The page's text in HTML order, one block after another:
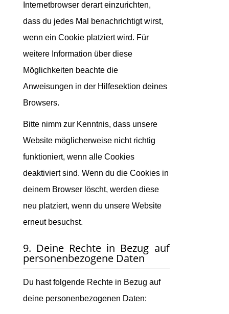
Internetbrowser derart einzurichten,
dass du jedes Mal benachrichtigt wirst,
wenn ein Cookie platziert wird. Für
weitere Information über diese
Möglichkeiten beachte die
Anweisungen in der Hilfesektion deines
Browsers.
Bitte nimm zur Kenntnis, dass unsere
Website möglicherweise nicht richtig
funktioniert, wenn alle Cookies
deaktiviert sind. Wenn du die Cookies in
deinem Browser löscht, werden diese
neu platziert, wenn du unsere Website
erneut besuchst.
9. Deine Rechte in Bezug auf
personenbezogene Daten
Du hast folgende Rechte in Bezug auf
deine personenbezogenen Daten: